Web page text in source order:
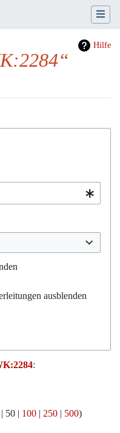
Hilfe
ausblenden
:
| 50 | 100 | 250 | 500)